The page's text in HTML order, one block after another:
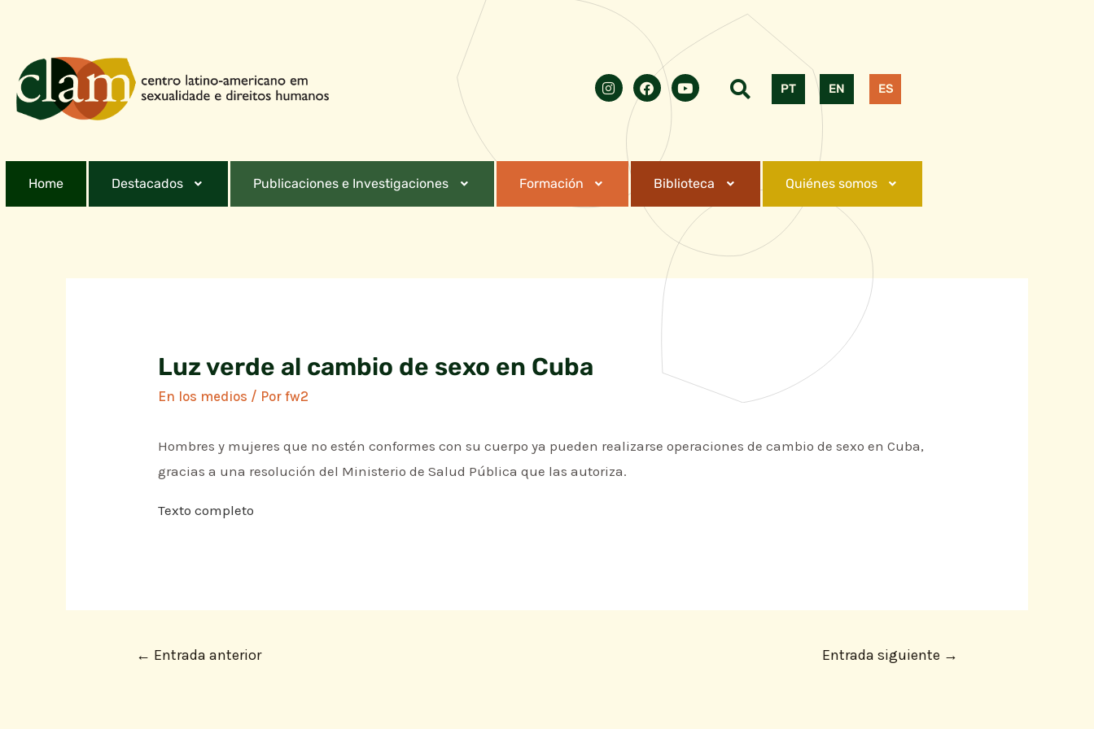
PT EN ES
Home Destacados Publicaciones e Investigaciones Formación Biblioteca Quiénes somos
Luz verde al cambio de sexo en Cuba
En los medios / Porfw2
Hombres y mujeres que no estén conformes con su cuerpo ya pueden realizarse operaciones de cambio de sexo en Cuba,
gracias a una resolución del Ministerio de Salud Pública que las autoriza.
Texto completo
← Entrada anterior Entrada siguiente →